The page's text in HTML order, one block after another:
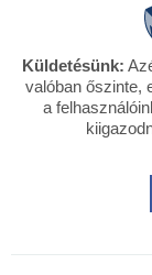
Küldetésünk:
valóban őszinte,
a